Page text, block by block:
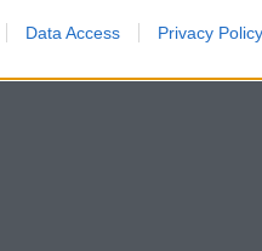
Data Access Privacy Policy